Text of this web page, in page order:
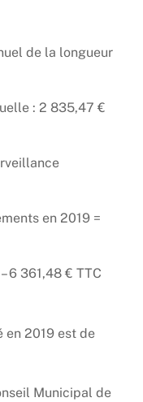
de la longueur
: 2 835,47 €
en 2019 =
6 361,48 € TTC
en 2019 est de
Municipal de